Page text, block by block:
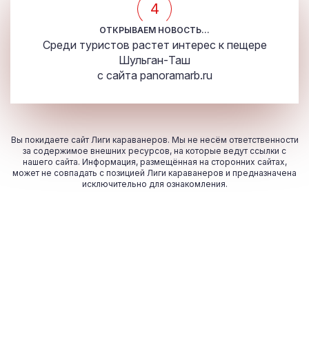
4
ОТКРЫВАЕМ НОВОСТЬ...
Среди туристов растет интерес к пещере
Шульган-Таш
с сайта panoramarb.ru
Вы покидаете сайт Лиги караванеров. Мы не несём ответственности
за содержимое внешних ресурсов, на которые ведут ссылки с
нашего сайта. Информация, размещённая на сторонних сайтах,
может не совпадать с позицией Лиги караванеров и предназначена
исключительно для ознакомления.